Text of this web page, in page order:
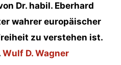
Dr. habil. Eberhard
wahrer europäischer
zu verstehen ist.
Wulf D. Wagner